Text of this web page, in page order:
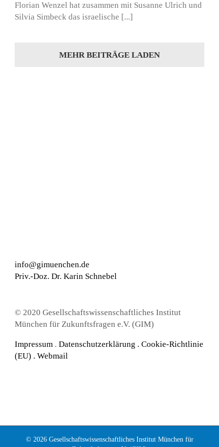
Florian Wenzel hat zusammen mit Susanne Ulrich und
Silvia Simbeck das israelische [...]
MEHR BEITRÄGE LADEN
info@gimuenchen.de
Priv.-Doz. Dr. Karin Schnebel
© 2020 Gesellschaftswissenschaftliches Institut
München für Zukunftsfragen e.V. (GIM)
Impressum . Datenschutzerklärung . Cookie-Richtlinie
(EU) . Webmail
© 2026 Gesellschaftswissenschaftliches Institut München für